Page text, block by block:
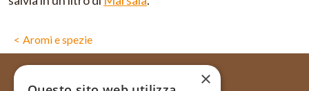
Aromi e spezie
×